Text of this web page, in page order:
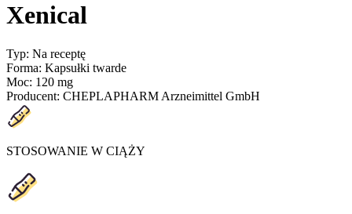
Xenical
Typ: Na receptę
Forma: Kapsułki twarde
Moc: 120 mg
Producent: CHEPLAPHARM Arzneimittel GmbH
STOSOWANIE W CIĄŻY